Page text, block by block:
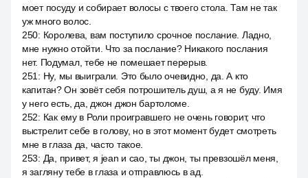
моет посуду и собирает волосы с твоего стола. Там не так
уж много волос.
250: Королева, вам поступило срочное послание. Ладно,
мне нужно отойти. Что за послание? Никакого послания
нет. Подумал, тебе не помешает перерыв.
251 : Ну, мы выиграли. Это было очевидно, да. А кто
капитан? Он зовёт себя потрошитель душ, а я не буду. Имя
у него есть, да, джон джон бартоломе.
252: Как ему в Роли проигравшего не очень говорит, что
выстрелит себе в голову, но в этот момент будет смотреть
мне в глаза да, часто такое.
253: Да, привет, я jean и сао, ты джон, ты превзошёл меня,
я загляну тебе в глаза и отправлюсь в ад.